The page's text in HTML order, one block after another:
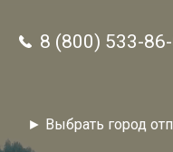
► Выбрать город
8 (800) 533-